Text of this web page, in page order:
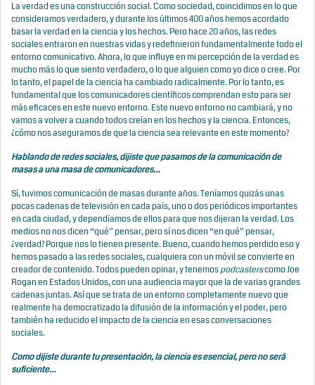
La verdad es una construcción social. Como sociedad, coincidimos en lo que
consideramos verdadero, y durante los últimos 400 años hemos acordado
basar la verdad en la ciencia y los hechos. Pero hace 20 años, las redes
sociales entraron en nuestras vidas y redefinieron fundamentalmente todo el
entorno comunicativo. Ahora, lo que influye en mi percepción de la verdad es
mucho más lo que siento verdadero, o lo que alguien como yo dice o cree. Por
lo tanto, el papel de la ciencia ha cambiado radicalmente. Por lo tanto, es
fundamental que los comunicadores científicos comprendan esto para ser
más eficaces en este nuevo entorno. Este nuevo entorno no cambiará, y no
vamos a volver a cuando todos creían en los hechos y la ciencia. Entonces,
¿cómo nos aseguramos de que la ciencia sea relevante en este momento?
Hablando de redes sociales, dijiste que pasamos de la comunicación de
masas a una masa de comunicadores…
Sí, tuvimos comunicación de masas durante años. Teníamos quizás unas
pocas cadenas de televisión en cada país, uno o dos periódicos importantes
en cada ciudad, y dependíamos de ellos para que nos dijeran la verdad. Los
medios no nos dicen “qué” pensar, pero sí nos dicen “en qué” pensar,
¿verdad? Porque nos lo tienen presente. Bueno, cuando hemos perdido eso y
hemos pasado a las redes sociales, cualquiera con un móvil se convierte en
creador de contenido. Todos pueden opinar, y tenemospodcasterscomo Joe
Rogan en Estados Unidos, con una audiencia mayor que la de varias grandes
cadenas juntas. Así que se trata de un entorno completamente nuevo que
realmente ha democratizado la difusión de la información y el poder, pero
también ha reducido el impacto de la ciencia en esas conversaciones
sociales.
Como dijiste durante tu presentación, la ciencia es esencial, pero no será
suficiente…